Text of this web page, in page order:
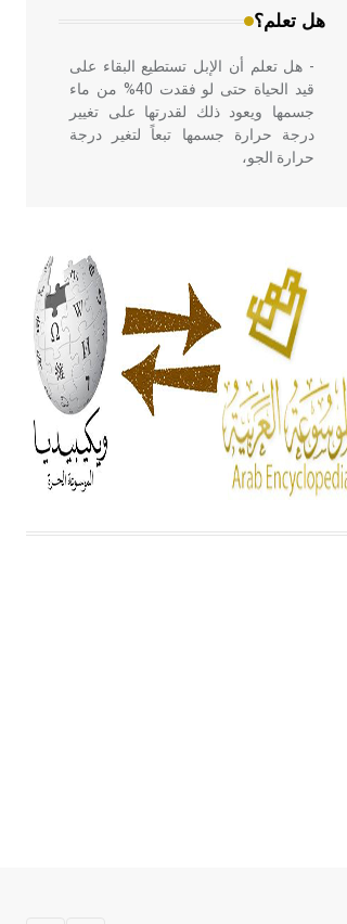
هل تعلم؟
- هل تعلم أن الإبل تستطيع البقاء على
قيد الحياة حتى لو فقدت 40% من ماء
جسمها ويعود ذلك لقدرتها على تغيير
درجة حرارة جسمها تبعاً لتغير درجة
حرارة الجو،
أربعة مؤلفات هي: الحكم، الأدلة، تنظيم
التغذية، ورسالته في جروح الرأس.
ويعود له الفضل بأنه حرر الطب من
الدين والفلسفة.
- هل تعلم أن المرجان إفراز حيواني
يتكون في البحر ويتركب من مادة
كربونات الكلسيوم، وهو أحمر أو شديد
الحمرة وهو أجود أنواعه، ويمتاز بكبر
الحجم ويسمى الش